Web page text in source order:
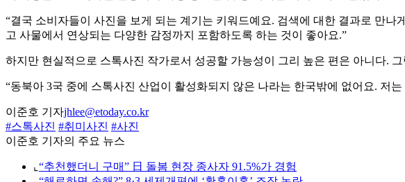
“결국 소비자들이 사진을 보게 되는 계기는 키워드예요. 검색에 대한 결과로 만
고 사물에서 연상되는 다양한 감정까지 포함하도록 하는 것이 좋아요.”
하지만 현실적으로 스톡사진 작가로서 성공할 가능성이 그리 높은 편은 아니다.
“동북아 3국 중에 스톡사진 산업이 활성화되지 않은 나라는 한국밖에 없어요. 저
이준호 기자jhlee@etoday.co.kr
#스톡사진 #취미사진 #사진
이준호 기자의 주요 뉴스
⌞ “추천했더니 구매” 日 돌봄 현장 종사자 91.5%가 경험